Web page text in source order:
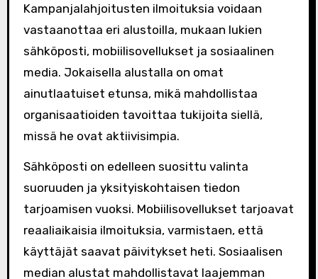
Kampanjalahjoitusten ilmoituksia voidaan
vastaanottaa eri alustoilla, mukaan lukien
sähköposti, mobiilisovellukset ja sosiaalinen
media. Jokaisella alustalla on omat
ainutlaatuiset etunsa, mikä mahdollistaa
organisaatioiden tavoittaa tukijoita siellä,
missä he ovat aktiivisimpia.
Sähköposti on edelleen suosittu valinta
suoruuden ja yksityiskohtaisen tiedon
tarjoamisen vuoksi. Mobiilisovellukset tarjoavat
reaaliaikaisia ilmoituksia, varmistaen, että
käyttäjät saavat päivitykset heti. Sosiaalisen
median alustat mahdollistavat laajemman